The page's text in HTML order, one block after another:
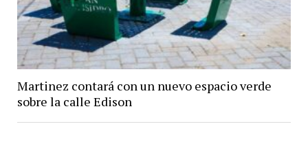
Martinez contará con un nuevo espacio verde
sobre la calle Edison